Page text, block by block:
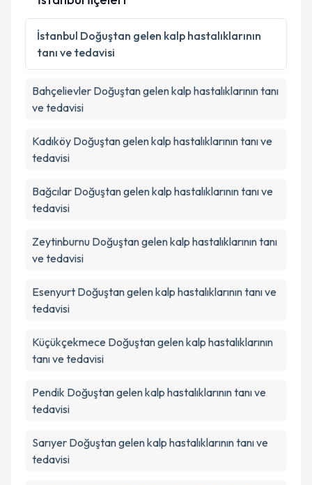
İstanbul Doğuştan gelen kalp hastalıklarının
tanı ve tedavisi
Bahçelievler Doğuştan gelen kalp hastalıklarının tanı
ve tedavisi
Kadıköy Doğuştan gelen kalp hastalıklarının tanı ve
tedavisi
Bağcılar Doğuştan gelen kalp hastalıklarının tanı ve
tedavisi
Zeytinburnu Doğuştan gelen kalp hastalıklarının tanı
ve tedavisi
Esenyurt Doğuştan gelen kalp hastalıklarının tanı ve
tedavisi
Küçükçekmece Doğuştan gelen kalp hastalıklarının
tanı ve tedavisi
Pendik Doğuştan gelen kalp hastalıklarının tanı ve
tedavisi
Sarıyer Doğuştan gelen kalp hastalıklarının tanı ve
tedavisi